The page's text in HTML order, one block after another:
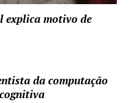
explica motivo de
da computação